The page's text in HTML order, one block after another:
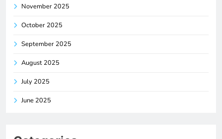
November 2025
October 2025
September 2025
August 2025
July 2025
June 2025